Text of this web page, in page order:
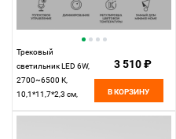
Трековый
светильник LED 6W,
2700~6500 К,
10,1*11,7*2,3 см,
3 510 ₽
В КОРЗИНУ